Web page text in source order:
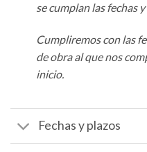
se cumplan las fechas
Cumpliremos con las
de obra al que nos
inicio.
Fechas y plazos